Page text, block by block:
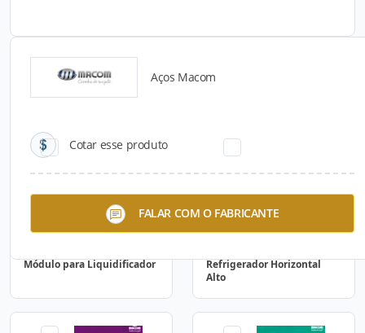
Aços Macom
Cotar esse produto
FALAR COM O FABRICANTE
Catálogos para Download
Módulo para Liquidificador
Refrigerador Horizontal
Alto